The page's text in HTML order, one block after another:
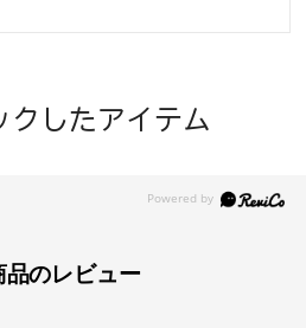
クしたアイテム
品のレビュー